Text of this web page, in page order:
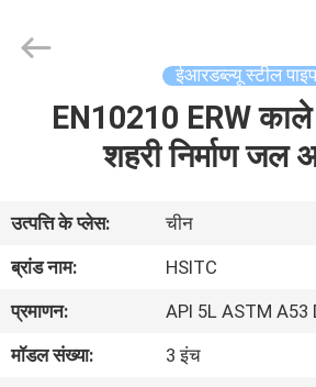
हमारे
बारे
Co.,Ltd.
ईआरडब्ल्यू स्टील पाइप
EN10210 ERW काले
शहरी निर्माण जल
उत्पत्ति के प्लेस:
चीन
ब्रांड नाम:
HSITC
प्रमाणन:
API 5L ASTM A53
मॉडल संख्या:
3 इंच